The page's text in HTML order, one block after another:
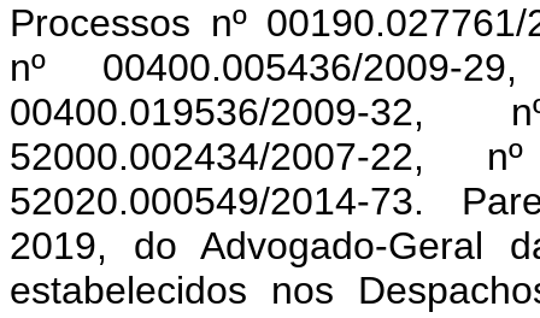
Processos nº
nº 00400.005436/2009-
00400.019536/2009-32,
52000.002434/2007-22,
52020.000549/2014-73.
2019, do Advogado-Geral
estabelecidos nos